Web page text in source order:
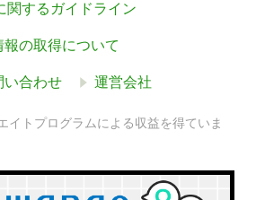
関するガイドライン
の取得について
い合わせ 運営会社
イトプログラムによる収益を得ていま